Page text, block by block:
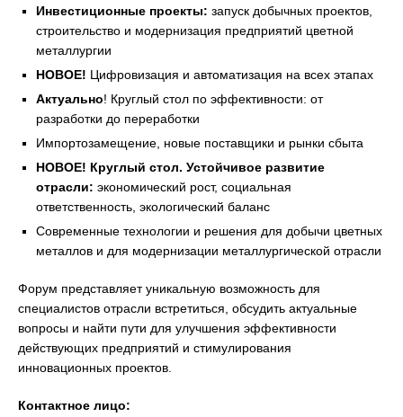
Инвестиционные проекты: запуск добычных проектов,
строительство и модернизация предприятий цветной
металлургии
НОВОЕ! Цифровизация и автоматизация на всех этапах
Актуально! Круглый стол по эффективности: от
разработки до переработки
Импортозамещение, новые поставщики и рынки сбыта
НОВОЕ! Круглый стол. Устойчивое развитие
отрасли: экономический рост, социальная
ответственность, экологический баланс
Современные технологии и решения для добычи цветных
металлов и для модернизации металлургической отрасли
Форум представляет уникальную возможность для
специалистов отрасли встретиться, обсудить актуальные
вопросы и найти пути для улучшения эффективности
действующих предприятий и стимулирования
инновационных проектов.
Контактное лицо: